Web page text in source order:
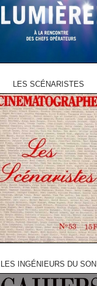
LES SCÉNARISTES
LES INGÉNIEURS DU SON